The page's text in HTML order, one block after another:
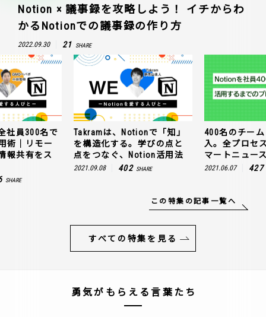
Notion × 議事録を攻略しよう！ イチからわ
かるNotionでの議事録の作り方
2022.09.30 21 SHARE
社員300名で
術｜リモー
報共有をス
SHARE
Takramは、Notionで「知」
を構造化する。学びの点と
点をつなぐ、Notion活用法
2021.09.08 402 SHARE
400名のチー
入。全プロセ
マートニュー
2021.06.07 427
この特集の記事一覧へ
すべての特集を見る
勇気がもらえる言葉たち